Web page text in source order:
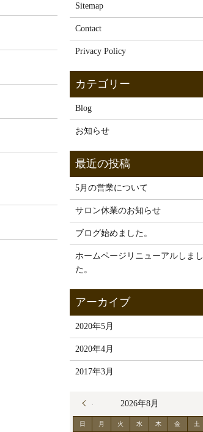
Sitemap
Contact
Privacy Policy
Blog
お知らせ
5月の営業について
サロン休業のお知らせ
ブログ始めました。
ホームページリニューアルしまし
た。
2020年5月
2020年4月
2017年3月
2026年8月
日 月 火 水 木 金 土